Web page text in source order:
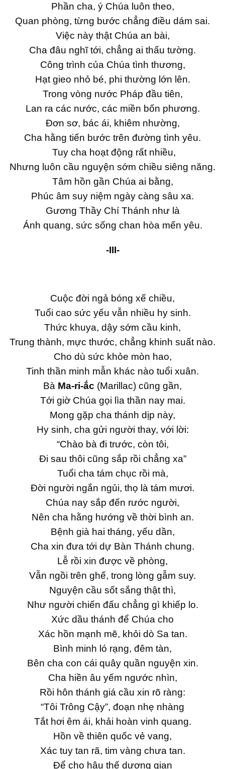
Phần cha, ý Chúa luôn theo,
Quan phòng, từng bước chẳng điều dám sai.
Việc này thật Chúa an bài,
Cha đâu nghĩ tới, chẳng ai thấu tường.
Công trình của Chúa tình thương,
Hạt gieo nhỏ bé, phi thường lớn lên.
Trong vòng nước Pháp đầu tiên,
Lan ra các nước, các miền bốn phương.
Đơn sơ, bác ái, khiêm nhường,
Cha hằng tiến bước trên đường tình yêu.
Tuy cha hoạt động rất nhiều,
Nhưng luôn cầu nguyện sớm chiều siêng năng.
Tâm hồn gần Chúa ai bằng,
Phúc âm suy niệm ngày càng sâu xa.
Gương Thầy Chí Thánh như là
Ánh quang, sức sống chan hòa mến yêu.
-III-
Cuộc đời ngả bóng xế chiều,
Tuổi cao sức yếu vẫn nhiều hy sinh.
Thức khuya, dậy sớm cầu kinh,
Trung thành, mực thước, chẳng khinh suất nào.
Cho dù sức khỏe mòn hao,
Tinh thần minh mẫn khác nào tuổi xuân.
Bà Ma-ri-ắc (Marillac) cũng gần,
Tới giờ Chúa gọi lìa thần nay mai.
Mong gặp cha thánh dịp này,
Hy sinh, cha gửi người thay, với lời:
“Chào bà đi trước, còn tôi,
Đi sau thôi cũng sắp rồi chẳng xa”
Tuổi cha tám chục rồi mà,
Đời người ngắn ngủi, thọ là tám mươi.
Chúa nay sắp đến rước người,
Nên cha hằng hướng về thời bình an.
Bệnh già hai tháng, yếu dần,
Cha xin đưa tới dự Bàn Thánh chung.
Lễ rồi xin được về phòng,
Vẫn ngồi trên ghế, trong lòng gẫm suy.
Nguyện cầu sốt sắng thật thì,
Như người chiến đấu chẳng gì khiếp lo.
Xức dầu thánh để Chúa cho
Xác hồn mạnh mẽ, khỏi dò Sa tan.
Bình minh ló rạng, đêm tàn,
Bên cha con cái quây quần nguyện xin.
Cha hiền âu yếm ngước nhìn,
Rồi hôn thánh giá cầu xin rõ ràng:
“Tôi Trông Cậy”, đoạn nhẹ nhàng
Tắt hơi êm ái, khải hoàn vinh quang.
Hồn về thiên quốc vẻ vang,
Xác tuy tan rã, tim vàng chưa tan.
Để cho hậu thế dương gian